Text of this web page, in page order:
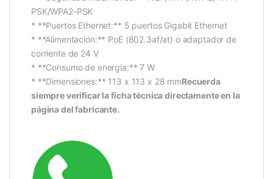
PSK/WPA2-PSK
* **Puertos Ethernet:** 5 puertos Gigabit Ethernet
* **Alimentación:** PoE (802.3af/at) o adaptador de
corriente de 24 V
* **Consumo de energía:** 7 W
* **Dimensiones:** 113 x 113 x 28 mmRecuerda
siempre verificar la ficha técnica directamente en la
página del fabricante.